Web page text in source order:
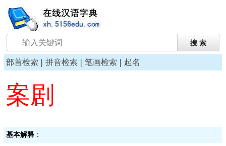
部首检索 | 拼音检索 | 笔画检索 | 起名
案剧
基本解释 ：